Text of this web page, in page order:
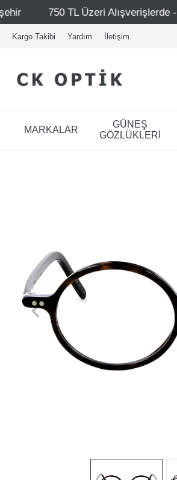
Alışverişlerde - Ücretsiz Kargo
Kargo Takibi Yardım İletişim
MARKALAR
GÜNEŞ
GÖZLÜKLERİ